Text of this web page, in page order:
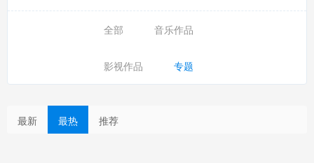
全部 音乐作品
影视作品 专题
最新 最热 推荐